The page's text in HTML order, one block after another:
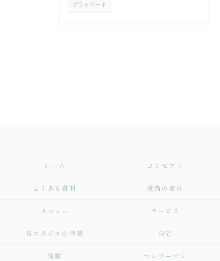
プライベート
ホーム コンセプト
よくある質問 受講の流れ
メニュー サービス
当スタジオの特徴 自宅
体験 マンツーマン